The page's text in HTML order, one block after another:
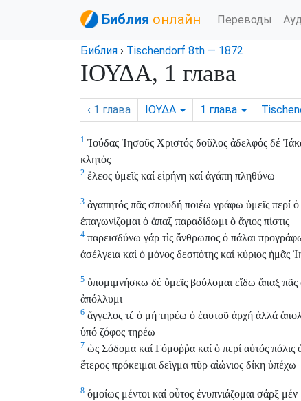
Библия онлайн Переводы
Библия › Tischendorf 8th — 1872
ΙΟΥΔΑ, 1 глава
‹ 1 глава ΙΟΥΔΑ 1 глава
1 Ἰούδας Ἰησοῦς Χριστός δοῦλος ἀδελφός δέ
κλητός
2 ἔλεος ὑμεῖς καί εἰρήνη καί ἀγάπη πληθύνω
3 ἀγαπητός πᾶς σπουδή ποιέω γράφω ὑμεῖς περί
ἐπαγωνίζομαι ὁ ἅπαξ παραδίδωμι ὁ ἅγιος πίστις
4 παρεισδύνω γάρ τὶς ἄνθρωπος ὁ πάλαι
ἀσέλγεια καί ὁ μόνος δεσπότης καί κύριος ἡμᾶς
5 ὑπομιμνήσκω δέ ὑμεῖς βούλομαι εἴδω ἅπαξ
ἀπόλλυμι
6 ἄγγελος τέ ὁ μή τηρέω ὁ ἑαυτοῦ ἀρχή ἀλλά
ὑπό ζόφος τηρέω
7 ὡς Σόδομα καί Γόμοῤῥα καί ὁ περί αὐτός
ἕτερος πρόκειμαι δεῖγμα πῦρ αἰώνιος δίκη ὑπέχω
8 ὁμοίως μέντοι καί οὗτος ἐνυπνιάζομαι σάρξ